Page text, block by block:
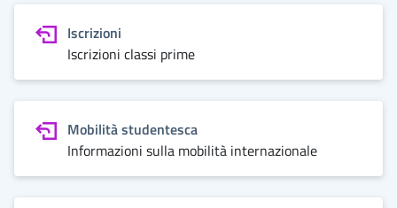
Iscrizioni
Iscrizioni classi prime
Mobilità studentesca
Informazioni sulla mobilità internazionale